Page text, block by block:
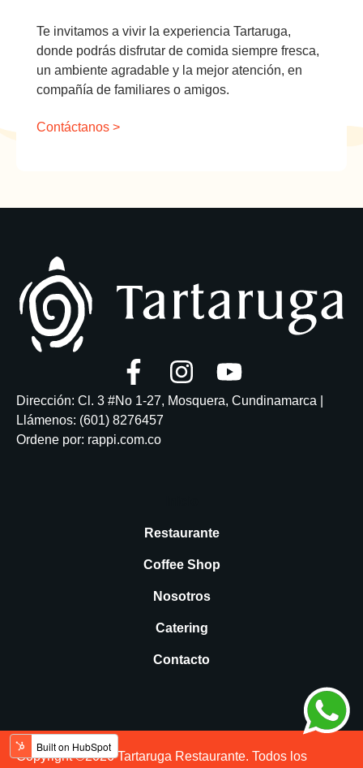
Te invitamos a vivir la experiencia Tartaruga,
donde podrás disfrutar de comida siempre fresca,
un ambiente agradable y la mejor atención, en
compañía de familiares o amigos.
Contáctanos >
Dirección: Cl. 3 #No 1-27, Mosquera, Cundinamarca |
Llámenos: (601) 8276457
Ordene por: rappi.com.co
Restaurante
Coffee Shop
Nosotros
Catering
Contacto
Copyright ©2026 Tartaruga Restaurante. Todos los